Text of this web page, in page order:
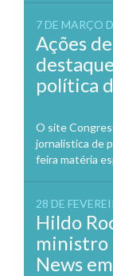
7 DE MARÇO
Ações
política
O site
jornalística de
feira matéria
28 DE
Hildo
ministro
News